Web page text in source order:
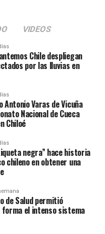
VIDEOS
Chile despliegan
por las lluvias en
Varas de Vicuña
Nacional de Cueca
Chiloé
negra” hace historia
chileno en obtener una
de Salud permitió
el intenso sistema